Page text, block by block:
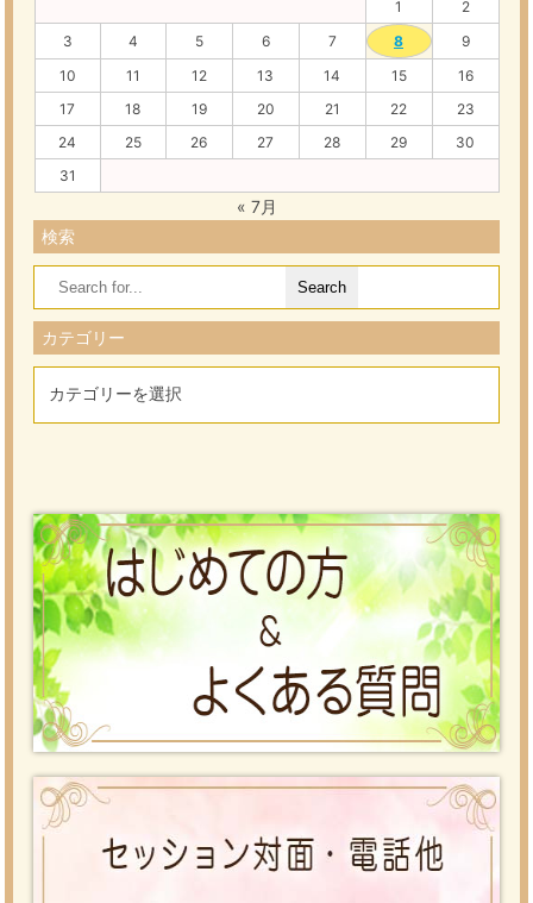
1
2
3
4 5 6 7 8
9
10
11 12 13 14 15
16
17
18 19 20 21 22
23
24
25 26 27 28 29
30
31
« 7月
検索
Search
for:
カテゴリー